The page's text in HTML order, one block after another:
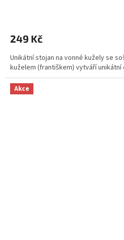
je
z
5
hvězdiček.
249 Kč
Unikátní stojan na vonné kužely se
kuželem (františkem) vytváří
Akce